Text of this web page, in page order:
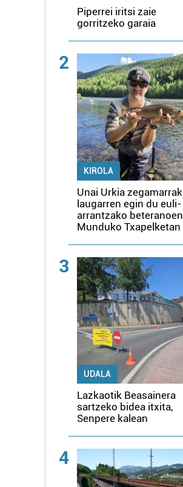
Piperrei iritsi zaie
gorritzeko garaia
2
KIROLA
Unai Urkia zegamarrak
laugarren egin du euli-
arrantzako beteranoen
Munduko Txapelketan
3
UDALA
Lazkaotik Beasainera
sartzeko bidea itxita,
Senpere kalean
4